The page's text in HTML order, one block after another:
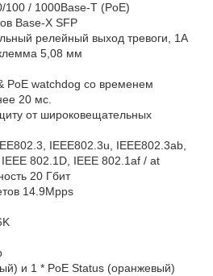
/ 1000Base-T (PoE)
Base-X SFP
релейный выход тревоги, 1A
5,08 мм
PoE watchdog со временем
20 мс.
от широковещательных
IEEE802.3u, IEEE802.3ab,
802.1D, IEEE 802.1af / at
20 Гбит
14.9Mpps
и 1 * PoE Status (оранжевый)